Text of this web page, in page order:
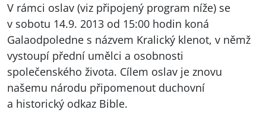
V rámci oslav (viz připojený program níže) se
v sobotu 14.9. 2013 od 15:00 hodin koná
Galaodpoledne s názvem Kralický klenot, v němž
vystoupí přední umělci a osobnosti
společenského života. Cílem oslav je znovu
našemu národu připomenout duchovní
a historický odkaz Bible.